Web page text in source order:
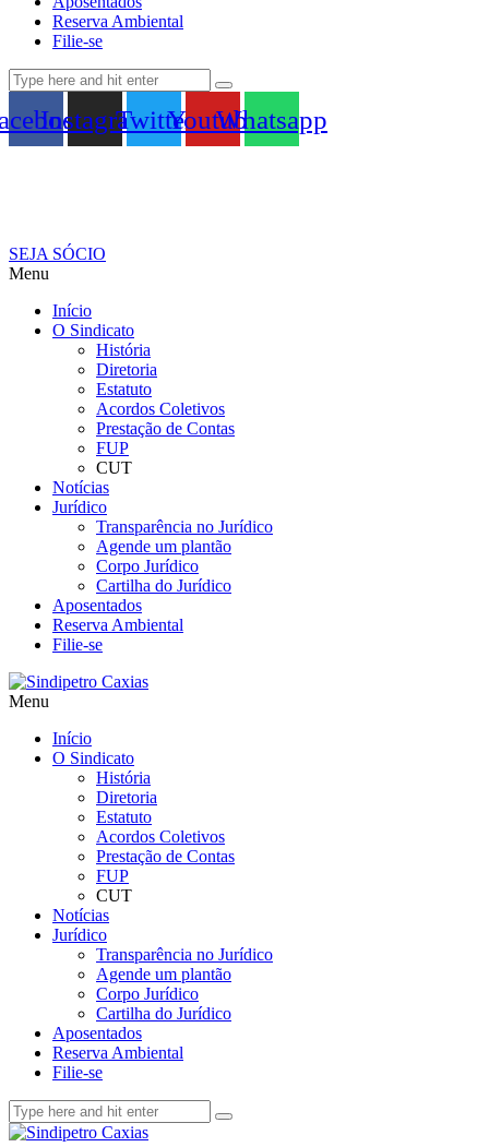
Reserva Ambiental
Filie-se
InstagramTwitterYoutubeWhatsapp
SEJA SÓCIO
Menu
Início
O Sindicato
História
Diretoria
Estatuto
Acordos Coletivos
Prestação de Contas
FUP
CUT
Notícias
Jurídico
Transparência no Jurídico
Agende um plantão
Corpo Jurídico
Cartilha do Jurídico
Aposentados
Reserva Ambiental
Filie-se
Menu
Início
O Sindicato
História
Diretoria
Estatuto
Acordos Coletivos
Prestação de Contas
FUP
CUT
Notícias
Jurídico
Transparência no Jurídico
Agende um plantão
Corpo Jurídico
Cartilha do Jurídico
Aposentados
Reserva Ambiental
Filie-se